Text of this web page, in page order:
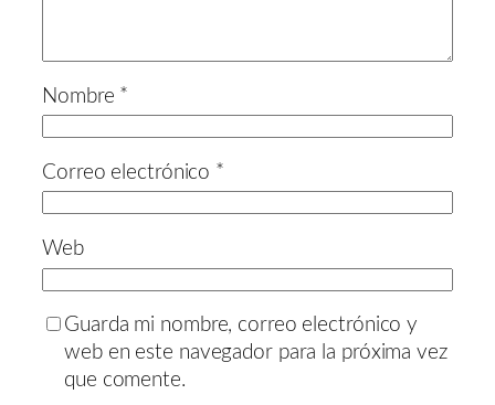
Nombre *
Correo electrónico *
Web
Guarda mi nombre, correo electrónico y
web en este navegador para la próxima vez
que comente.